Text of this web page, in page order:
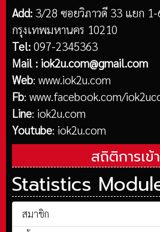
Add: 3/28 ซอยวิภาวดี 33 แยก
กรุงเทพมหานคร 10210
Tel: 097-2345363
Mail : iok2u.com@gmail.com
Web: www.iok2u.com
Fb: www.facebook.com/
Line: iok2u.com
Youtube: iok2u.com
สถิติการเข้
Statistics
สมาชิก